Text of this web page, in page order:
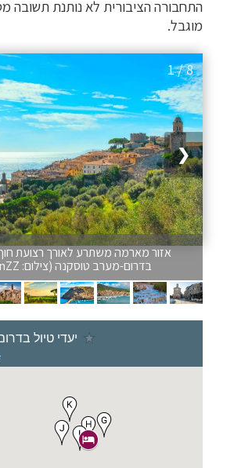
התחבורה הציבורית לא נותנת תשובה
מוגבל.
1 / 8
❮
אזור מארמה משתרע לאורך רצועת
בדרום-מערב טוסקנה (צילום: StevanZZ)